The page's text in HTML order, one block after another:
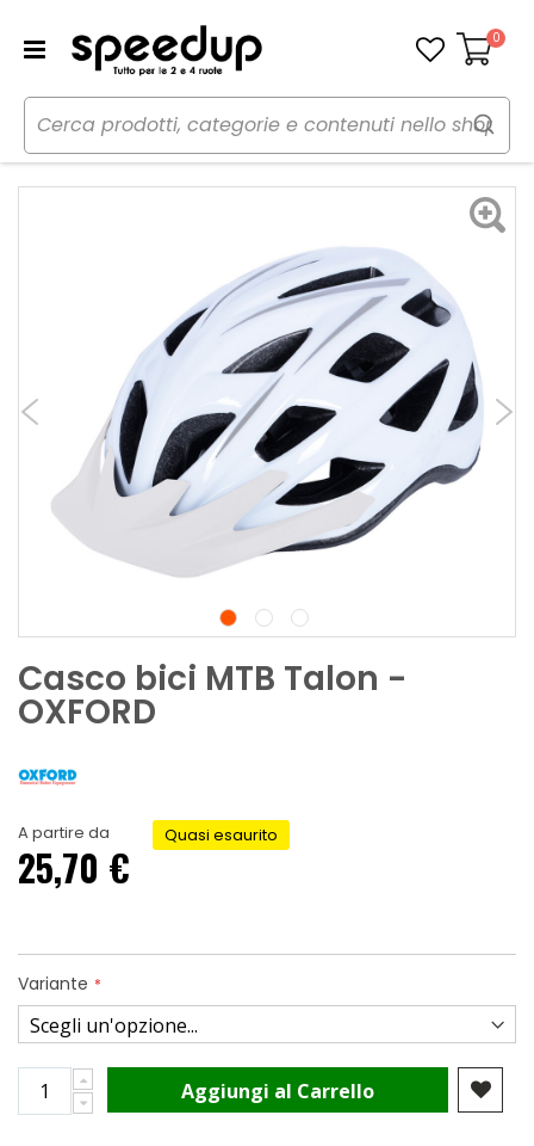
Carrello
0
Home Bici Caschi bici
Casco
Casco bici MTB Talon
Casco bici MTB Talon -
OXFORD
A partire da
25,70 €
Quasi esaurito
Variante
Aggiungi al Carrello